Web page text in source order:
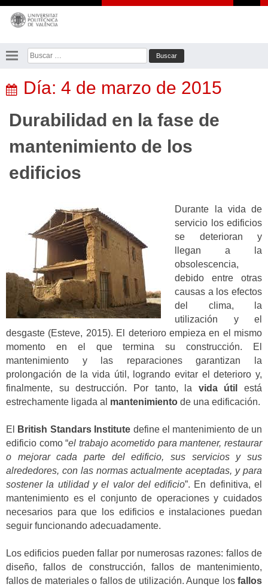
Saltar
contenido
Buscar:
Día: 4 de marzo de 2015
Durabilidad en la fase de
mantenimiento de los
edificios
Durante la vida de
servicio los edificios
se deterioran y
llegan a la
obsolescencia,
debido entre otras
causas a los efectos
del clima, la
utilización y el
desgaste (Esteve, 2015). El deterioro empieza en el mismo
momento en el que termina su construcción. El
mantenimiento y las reparaciones garantizan la
prolongación de la vida útil, logrando evitar el deterioro y,
finalmente, su destrucción. Por tanto, la vida útil
está
estrechamente ligada al mantenimiento de una edificación.
El British Standars Institute define el mantenimiento de un
edificio como “el trabajo acometido para mantener, restaurar
o mejorar cada parte del edificio, sus servicios y sus
alrededores, con las normas actualmente aceptadas, y para
sostener la utilidad y el valor del edificio”. En definitiva, el
mantenimiento es el conjunto de operaciones y cuidados
necesarios para que los edificios e instalaciones puedan
seguir funcionando adecuadamente.
Los edificios pueden fallar por numerosas razones: fallos de
diseño, fallos de construcción, fallos de mantenimiento,
fallos de materiales o fallos de utilización. Aunque los fallos